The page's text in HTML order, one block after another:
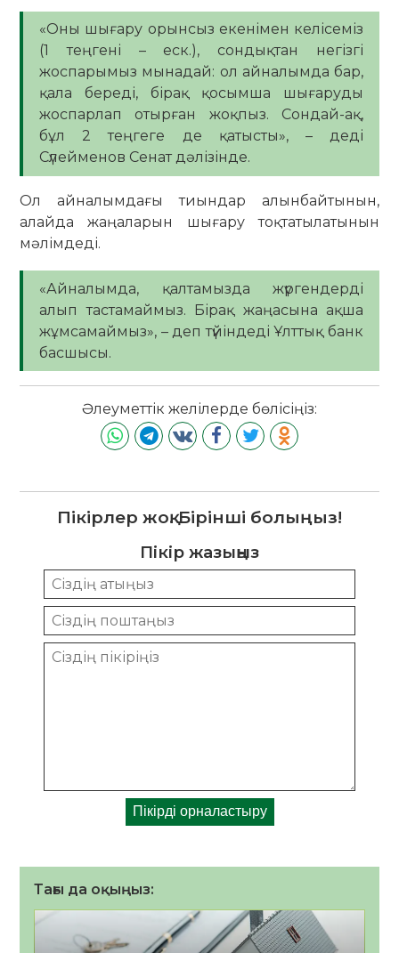
«Оны шығару орынсыз екенімен келісеміз
(1 теңгені – еск.), сондықтан негізгі
жоспарымыз мынадай: ол айналымда бар,
қала береді, бірақ қосымша шығаруды
жоспарлап отырған жоқпыз. Сондай-ақ,
бұл 2 теңгеге де қатысты», – деді
Сүлейменов Сенат дәлізінде.
Ол айналымдағы тиындар алынбайтынын,
алайда жаңаларын шығару тоқтатылатынын
мәлімдеді.
«Айналымда, қалтамызда жүргендерді
алып тастамаймыз. Бірақ жаңасына ақша
жұмсамаймыз», – деп түйіндеді Ұлттық банк
басшысы.
Әлеуметтік желілерде бөлісіңіз:
Пікірлер жоқ. Бірінші болыңыз!
Пікір жазыңыз
Тағы да оқыңыз: